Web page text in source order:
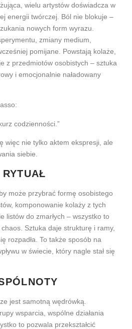
wielu artystów doświadcza w
energii twórczej. Ból nie blokuje –
nowych form wyrazu.
zmiany medium,
pomijane. Powstają kolaże,
z przedmiotów osobistych – sztuka
i emocjonalnie naładowany
codzienności.”
więc nie tylko aktem ekspresji, ale
siebie.
może przybrać formę osobistego
komponowanie kolaży z tych
listów do zmarłych – wszystko to
Sztuka daje strukturę i ramy,
rozpadła. To także sposób na
w świecie, który nagle stał się
jest samotną wędrówką.
wsparcia, wspólne działania
to pozwala przekształcić